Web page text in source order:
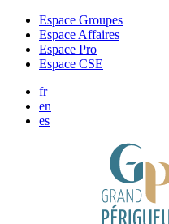
Espace Groupes
Espace Affaires
Espace Pro
Espace CSE
fr
en
es